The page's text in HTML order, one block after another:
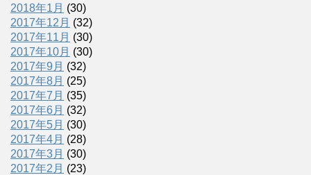
2018年1月 (30)
2017年12月 (32)
2017年11月 (30)
2017年10月 (30)
2017年9月 (32)
2017年8月 (25)
2017年7月 (35)
2017年6月 (32)
2017年5月 (30)
2017年4月 (28)
2017年3月 (30)
2017年2月 (23)